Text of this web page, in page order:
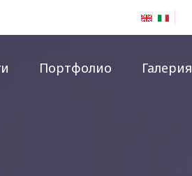
Портфолио Галерия